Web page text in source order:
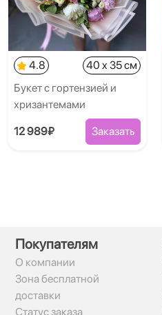
4.8
40 x 35 см
Букет с гортензией и
хризантемами
12 989₽ Заказать
Покупателям
О компании
Зона бесплатной
доставки
Статус заказа